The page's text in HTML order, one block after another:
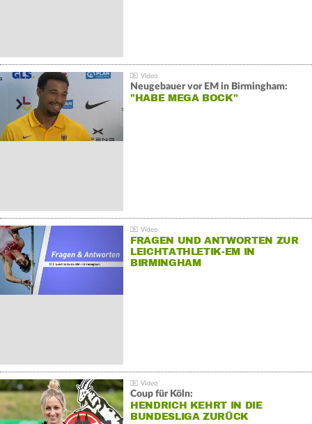
Neugebauer vor EM in Birmingham:
"HABE MEGA BOCK"
FRAGEN UND ANTWORTEN ZUR
LEICHTATHLETIK-EM IN
BIRMINGHAM
Coup für Köln:
HENDRICH KEHRT IN DIE
BUNDESLIGA ZURÜCK